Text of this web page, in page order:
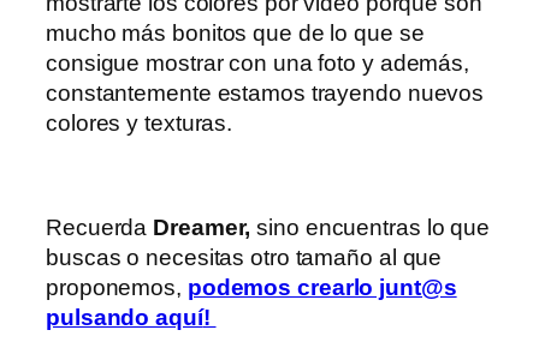
mucho más bonitos que de lo que se
consigue mostrar con una foto y además,
constantemente estamos trayendo nuevos
colores y texturas.
Recuerda Dreamer, sino encuentras lo que
buscas o necesitas otro tamaño al que
proponemos, podemos crearlo junt@s
pulsando aquí!